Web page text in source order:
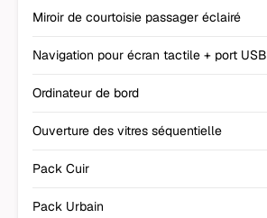
Miroir de courtoisie passager éclairé
Navigation pour écran tactile + port USB
Ordinateur de bord
Ouverture des vitres séquentielle
Pack Cuir
Pack Urbain